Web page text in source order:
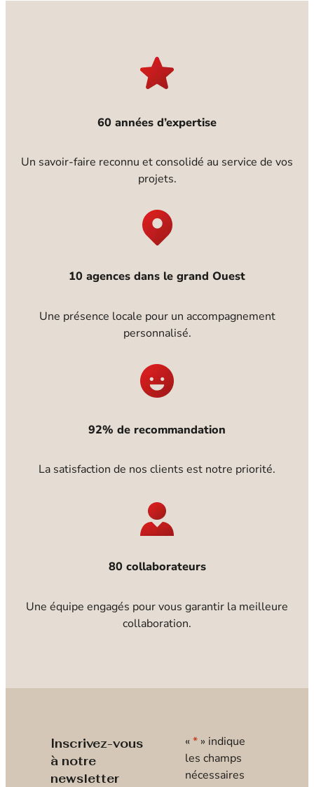
60 années d’expertise
Un savoir-faire reconnu et consolidé au service de vos
projets.
10 agences dans le grand Ouest
Une présence locale pour un accompagnement
personnalisé.
92% de recommandation
La satisfaction de nos clients est notre priorité.
80 collaborateurs
Une équipe engagés pour vous garantir la meilleure
collaboration.
Inscrivez-vous
à notre
newsletter
« * » indique
les champs
nécessaires